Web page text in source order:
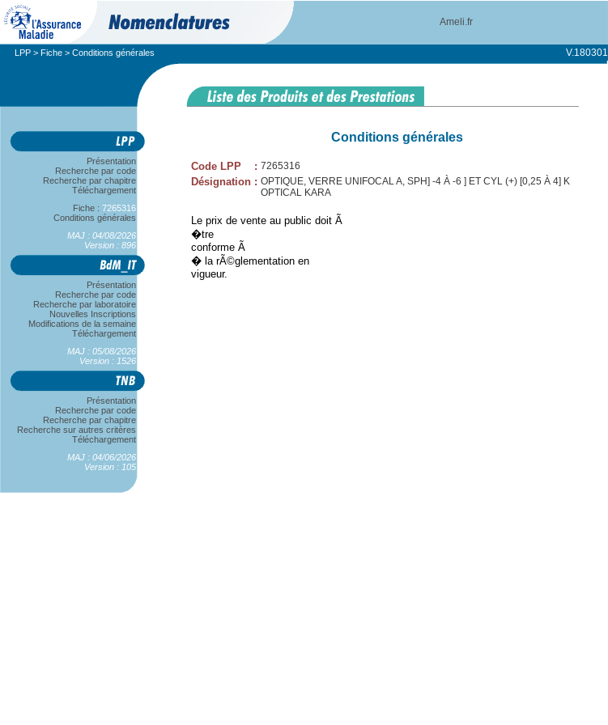
Ameli.fr
LPP > Fiche > Conditions générales V.180301
Présentation
Recherche par code
Recherche par chapitre
Téléchargement
Fiche : 7265316
Conditions générales
MAJ : 04/08/2026
Version : 896
Présentation
Recherche par code
Recherche par laboratoire
Nouvelles Inscriptions
Modifications de la semaine
Téléchargement
MAJ : 05/08/2026
Version : 1526
Présentation
Recherche par code
Recherche par chapitre
Recherche sur autres critères
Téléchargement
MAJ : 04/06/2026
Version : 105
Conditions générales
Code LPP : 7265316
Désignation : OPTIQUE, VERRE UNIFOCAL A, SPH] -4 À -6 ] ET CYL (+) [0,25 À 4] K
OPTICAL KARA
Le prix de vente au public doit Ã
�tre
conforme Ã
� la rÃ©glementation en
vigueur.